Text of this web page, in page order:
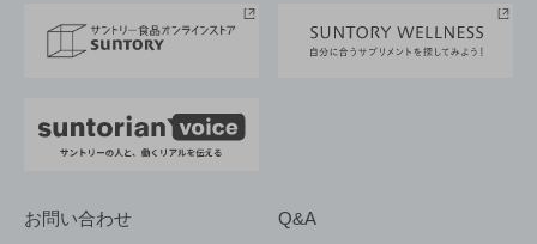
採用情報
お問い合わせ Q&A